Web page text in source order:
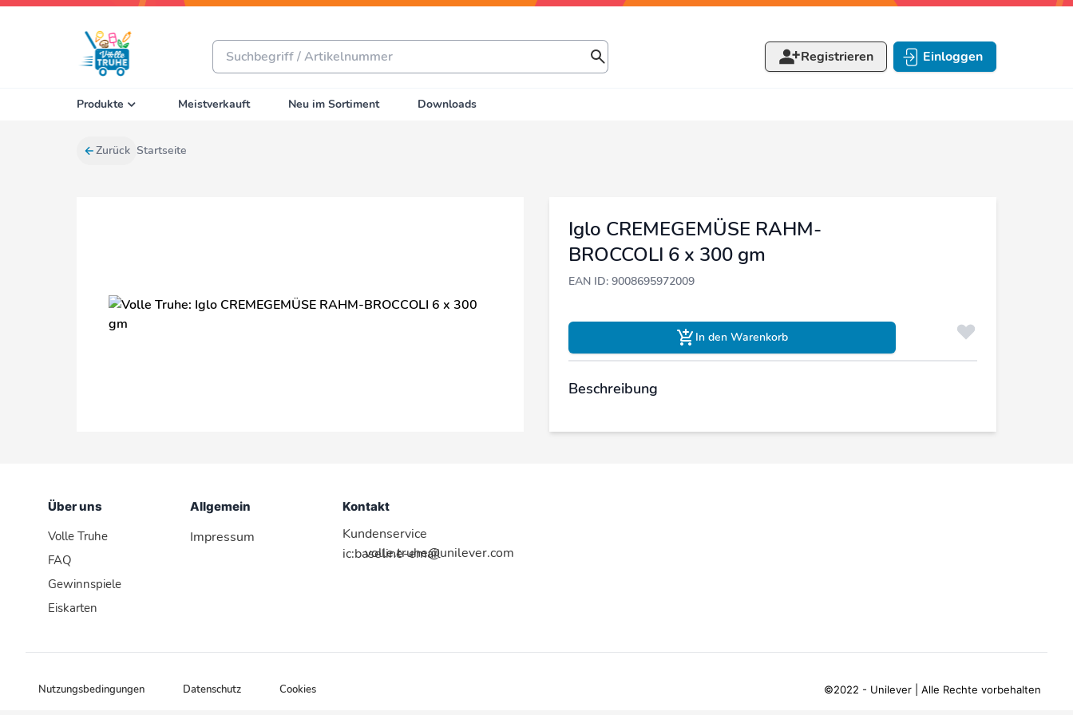
Registrieren Einloggen
Produkte Meistverkauft Neu im Sortiment Downloads
Zurück Startseite
Iglo CREMEGEMÜSE RAHM-
BROCCOLI 6 x 300 gm
EAN ID: 9008695972009
In den Warenkorb
Beschreibung
Über uns
Volle Truhe
FAQ
Gewinnspiele
Eiskarten
Allgemein
Impressum
Kontakt
Kundenservice
ic:baseline-email
volle.truhe@unilever.com
Nutzungsbedingungen Datenschutz Cookies ©2022 - Unilever | Alle Rechte vorbehalten